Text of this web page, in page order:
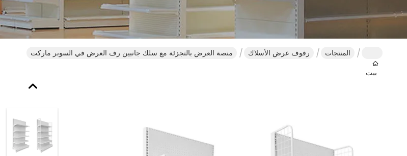
بيت
المنتجات رفوف عرض الأسلاك منصة العرض بالتجزئة مع سلك جانبين رف العرض في السوبر ماركت